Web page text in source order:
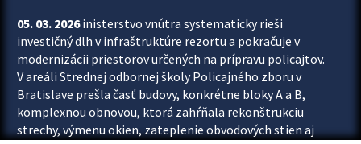
05. 03. 2026inisterstvo vnútra systematicky rieši
investičný dlh v infraštruktúre rezortu a pokračuje v
modernizácii priestorov určených na prípravu policajtov.
V areáli Strednej odbornej školy Policajného zboru v
Bratislave prešla časť budovy, konkrétne bloky A a B,
komplexnou obnovou, ktorá zahŕňala rekonštrukciu
strechy, výmenu okien, zateplenie obvodových stien aj